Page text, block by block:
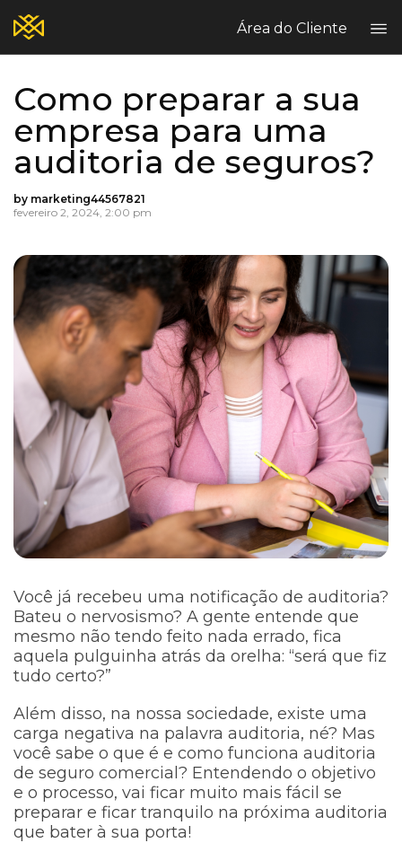
Área do Cliente
Home
Blog
Quem Somos?
Seguros Pessoais
Fale Conosco
Sinistros
Reclame Aqui
PT EN ES
Como preparar a sua
empresa para uma
auditoria de seguros?
by marketing44567821
fevereiro 2, 2024, 2:00 pm
Você já recebeu uma notificação de auditoria?
Bateu o nervosismo? A gente entende que
mesmo não tendo feito nada errado, fica
aquela pulguinha atrás da orelha: “será que fiz
tudo certo?”
Além disso, na nossa sociedade, existe uma
carga negativa na palavra auditoria, né? Mas
você sabe o que é e como funciona auditoria
de seguro comercial? Entendendo o objetivo
e o processo, vai ficar muito mais fácil se
preparar e ficar tranquilo na próxima auditoria
que bater à sua porta!